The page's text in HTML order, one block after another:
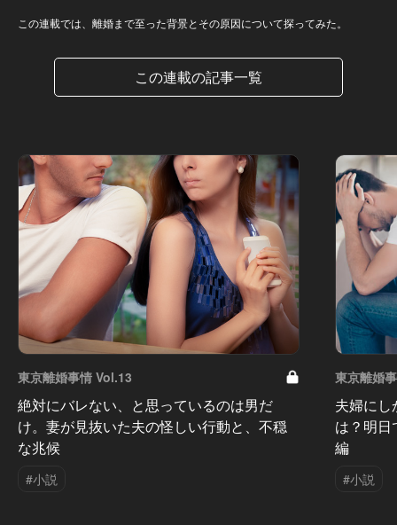
この連載では、離婚まで至った背景とその原因について探ってみた。
この連載の記事一覧
東京離婚事情 Vol.13
絶対にバレない、と思っているのは男だ
け。妻が見抜いた夫の怪しい行動と、不穏
な兆候
#小説
東京離婚
夫婦に
は？明
編
#小説